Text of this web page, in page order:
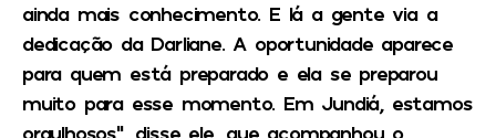
ainda mais conhecimento. E lá a gente via a
dedicação da Darliane. A oportunidade aparece
para quem está preparado e ela se preparou
muito para esse momento. Em Jundiá, estamos
orgulhosos”, disse ele, que acompanhou o